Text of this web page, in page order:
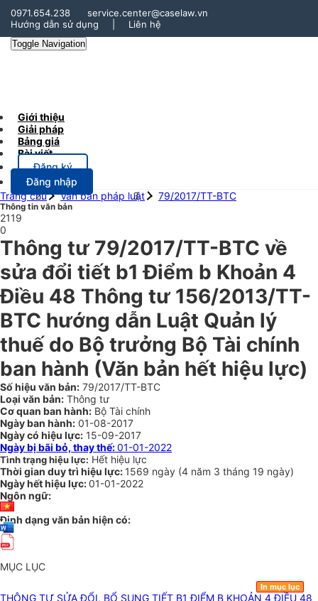
0971.654.238
service.center@caselaw.vn
Hướng dẫn sử dụng
Liên hệ
Toggle Navigation
Giới thiệu
Giải pháp
Bảng giá
Bài viết
Đăng ký
Đăng nhập
Trang chủ
Văn bản pháp luật 79/2017/TT-BTC
Thông tin văn bản
2119
0
Thông tư 79/2017/TT-BTC về
sửa đổi tiết b1 Điểm b Khoản 4
Điều 48 Thông tư 156/2013/TT-
BTC hướng dẫn Luật Quản lý
thuế do Bộ trưởng Bộ Tài chính
ban hành (Văn bản hết hiệu lực)
Số hiệu văn bản: 79/2017/TT-BTC
Loại văn bản: Thông tư
Cơ quan ban hành: Bộ Tài chính
Ngày ban hành: 01-08-2017
Ngày có hiệu lực: 15-09-2017
Ngày bị bãi bỏ, thay thế:01-01-2022
Tình trạng hiệu lực: Hết hiệu lực
Thời gian duy trì hiệu lực: 1569 ngày (4 năm 3 tháng 19 ngày)
Ngày hết hiệu lực:01-01-2022
Ngôn ngữ:
Định dạng văn bản hiện có:
MỤC LỤC
In mục lục
THÔNG TƯ SỬA ĐỔI, BỔ SUNG TIẾT B1 ĐIỂM B KHOẢN 4 ĐIỀU 48